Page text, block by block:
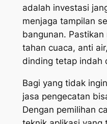
adalah investasi
menjaga tampilan
bangunan.
tahan cuaca, anti
dinding tetap indah
Bagi yang tidak
jasa pengecatan
Dengan pemilihan